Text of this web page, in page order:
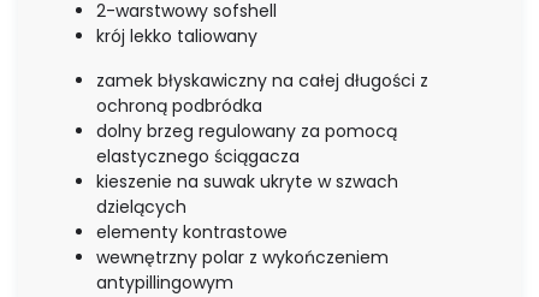
2-warstwowy sofshell
krój lekko taliowany
zamek błyskawiczny na całej długości z
ochroną podbródka
dolny brzeg regulowany za pomocą
elastycznego ściągacza
kieszenie na suwak ukryte w szwach
dzielących
elementy kontrastowe
wewnętrzny polar z wykończeniem
antypillingowym